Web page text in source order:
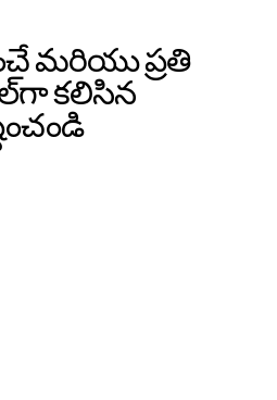
మరియు ప్రతి
కలిసిన